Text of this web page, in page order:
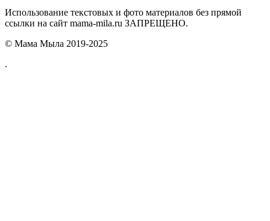
Использование текстовых и фото материалов без прямой
ссылки на сайт mama-mila.ru ЗАПРЕЩЕНО.
© Мама Мыла 2019-2025
.